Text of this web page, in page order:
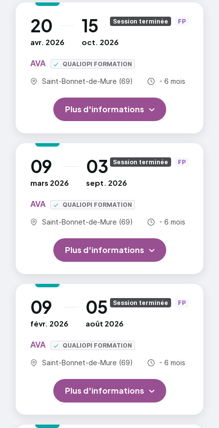
20
avr. 2026
au 15
oct. 2026
AVA QUALIOPI FORMATION
Commune :
Saint-Bonnet-de-Mure (69) Durée totale :
- 6 mois
Session terminée FP
Plus d'informations
09
mars 2026
au 03
sept. 2026
AVA QUALIOPI FORMATION
Commune :
Saint-Bonnet-de-Mure (69) Durée totale :
- 6 mois
Session terminée FP
Plus d'informations
09
févr. 2026
au 05
août 2026
AVA QUALIOPI FORMATION
Commune :
Saint-Bonnet-de-Mure (69) Durée totale :
- 6 mois
Session terminée FP
Plus d'informations